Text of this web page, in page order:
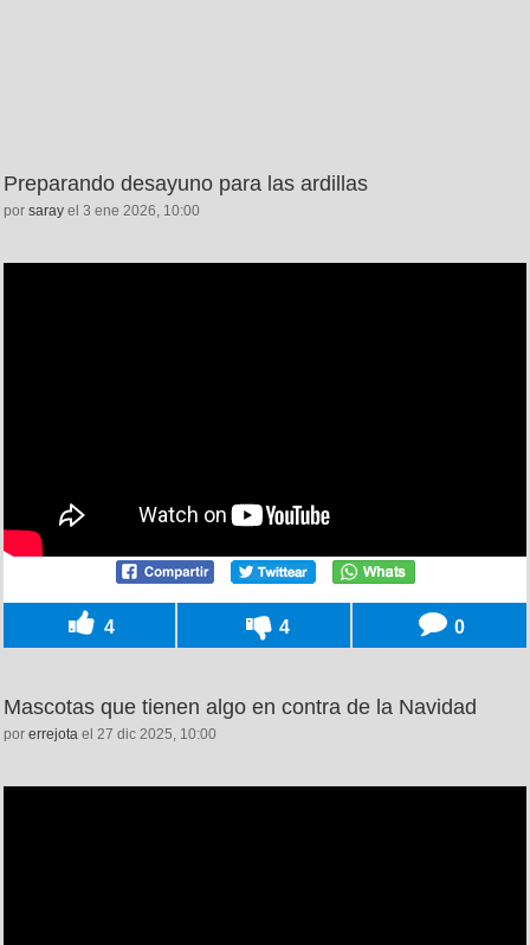
Preparando desayuno para las ardillas
por saray el 3 ene 2026, 10:00
4 4 0
Mascotas que tienen algo en contra de la Navidad
por errejota el 27 dic 2025, 10:00